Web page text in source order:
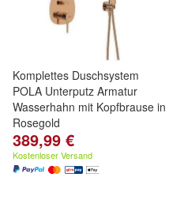
Komplettes Duschsystem
POLA Unterputz Armatur
Wasserhahn mit Kopfbrause in
Rosegold
389,99 €
Kostenloser Versand